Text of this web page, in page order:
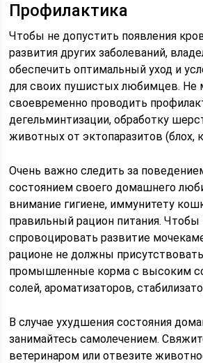
Профилактика
Чтобы не допустить появления
развития других заболеваний,
обеспечить оптимальный уход и
для своих пушистых любимцев. Не
своевременно проводить
дегельминтизации, обработку
животных от эктопаразитов (блох,
Очень важно следить за
состоянием своего домашнего
внимание гигиене, иммунитету
правильный рацион питания. Чтобы
спровоцировать развитие
рационе не должны
промышленные корма с высоким
солей, ароматизаторов,
В случае ухудшения состояния
занимайтесь самолечением.
ветеринаром или отвезите